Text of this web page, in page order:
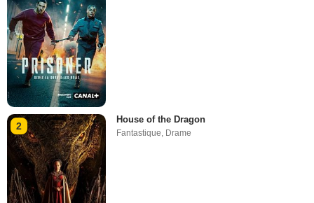
2
House of the Dragon
Fantastique Drame